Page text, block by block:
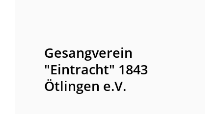
Gesangverein
"Eintracht" 1843
Ötlingen e.V.